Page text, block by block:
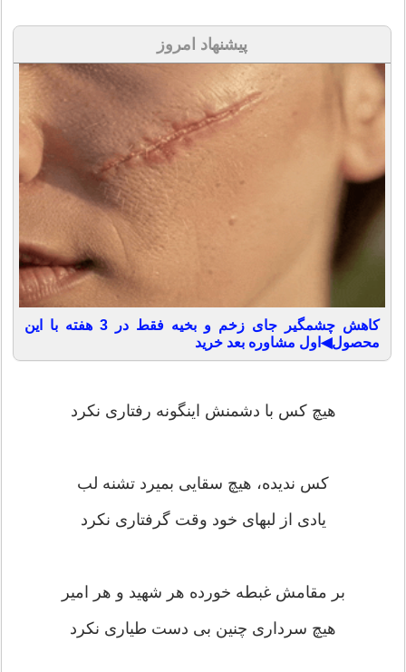
پیشنهاد امروز
کاهش چشمگیر جای زخم و بخیه فقط در 3 هفته با این
محصول◀اول مشاوره بعد خرید
هیچ کس با دشمنش اینگونه رفتاری نکرد
کس ندیده، هیچ سقایی بمیرد تشنه لب
یادی از لبهای خود وقت گرفتاری نکرد
بر مقامش غبطه خورده هر شهید و هر امیر
هیچ سرداری چنین بی دست طیاری نکرد